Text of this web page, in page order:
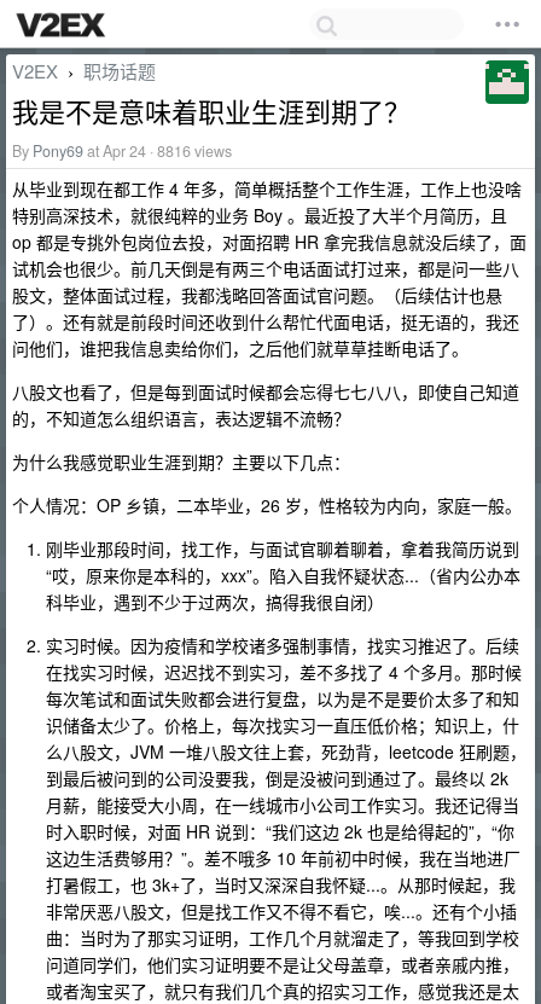
V2EX › 职场话题
我是不是意味着职业生涯到期了？
By Pony69at Apr 24 · 8816 views
从毕业到现在都工作 4 年多，简单概括整个工作生涯，工作上也没啥
特别高深技术，就很纯粹的业务 Boy 。最近投了大半个月简历，且
op 都是专挑外包岗位去投，对面招聘 HR 拿完我信息就没后续了，面
试机会也很少。前几天倒是有两三个电话面试打过来，都是问一些八
股文，整体面试过程，我都浅略回答面试官问题。（后续估计也悬
了）。还有就是前段时间还收到什么帮忙代面电话，挺无语的，我还
问他们，谁把我信息卖给你们，之后他们就草草挂断电话了。
八股文也看了，但是每到面试时候都会忘得七七八八，即使自己知道
的，不知道怎么组织语言，表达逻辑不流畅？
为什么我感觉职业生涯到期？主要以下几点：
个人情况：OP 乡镇，二本毕业，26 岁，性格较为内向，家庭一般。
刚毕业那段时间，找工作，与面试官聊着聊着，拿着我简历说到
“哎，原来你是本科的，xxx”。陷入自我怀疑状态...（省内公办本
科毕业，遇到不少于过两次，搞得我很自闭）
实习时候。因为疫情和学校诸多强制事情，找实习推迟了。后续
在找实习时候，迟迟找不到实习，差不多找了 4 个多月。那时候
每次笔试和面试失败都会进行复盘，以为是不是要价太多了和知
识储备太少了。价格上，每次找实习一直压低价格；知识上，什
么八股文，JVM 一堆八股文往上套，死劲背，leetcode 狂刷题，
到最后被问到的公司没要我，倒是没被问到通过了。最终以 2k
月薪，能接受大小周，在一线城市小公司工作实习。我还记得当
时入职时候，对面 HR 说到：“我们这边 2k 也是给得起的”，“你
这边生活费够用？”。差不哦多 10 年前初中时候，我在当地进厂
打暑假工，也 3k+了，当时又深深自我怀疑...。从那时候起，我
非常厌恶八股文，但是找工作又不得不看它，唉...。还有个小插
曲：当时为了那实习证明，工作几个月就溜走了，等我回到学校
问道同学们，他们实习证明要不是让父母盖章，或者亲戚内推，
或者淘宝买了，就只有我们几个真的招实习工作，感觉我还是太